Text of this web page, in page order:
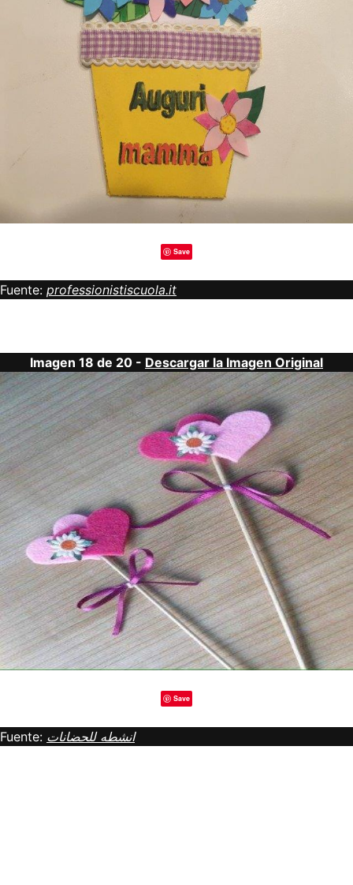
Save
Fuente: professionistiscuola.it
Imagen 18 de 20 - Descargar la Imagen Original
Save
Fuente: انشطه للحضانات